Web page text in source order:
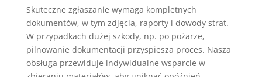
Skuteczne zgłaszanie wymaga kompletnych
dokumentów, w tym zdjęcia, raporty i dowody strat.
W przypadkach dużej szkody, np. po pożarze,
pilnowanie dokumentacji przyspiesza proces. Nasza
obsługa przewiduje indywidualne wsparcie w